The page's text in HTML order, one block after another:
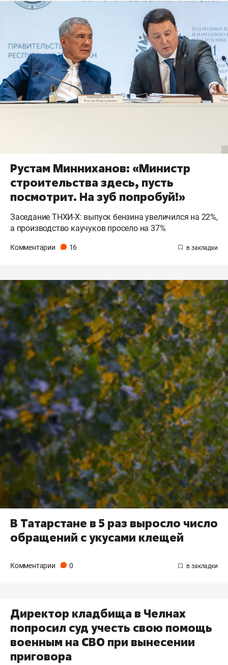
Рустам Минниханов: «Министр
строительства здесь, пусть
посмотрит. На зуб попробуй!»
Заседание ТНХИ-Х: выпуск бензина увеличился на 22%,
а производство каучуков просело на 37%
Комментарии 16
В Татарстане в 5 раз выросло число
обращений с укусами клещей
Комментарии 0
Директор кладбища в Челнах
попросил суд учесть свою помощь
военным на СВО при вынесении
приговора